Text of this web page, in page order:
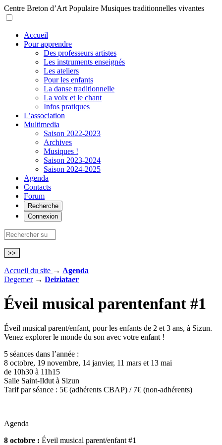
Centre Breton d’Art Populaire Musiques traditionnelles vivantes
Accueil
Pour apprendre
Des professeurs artistes
Les instruments enseignés
Les ateliers
Pour les enfants
La danse traditionnelle
La voix et le chant
Infos pratiques
L’association
Multimedia
Saison 2022-2023
Archives
Musiques !
Saison 2023-2024
Saison 2024-2025
Agenda
Contacts
Forum
Recherche
Connexion
Accueil du site → Agenda
Degemer → Deiziataer
Éveil musical parentenfant #1
Éveil musical parent/enfant, pour les enfants de 2 et 3 ans, à Sizun.
Venez explorer le monde du son avec votre enfant !
5 séances dans l’année :
8 octobre, 19 novembre, 14 janvier, 11 mars et 13 mai
de 10h30 à 11h15
Salle Saint-Ildut à Sizun
Tarif par séance : 5€ (adhérents CBAP) / 7€ (non-adhérents)
Agenda
8 octobre : Éveil musical parent/enfant #1